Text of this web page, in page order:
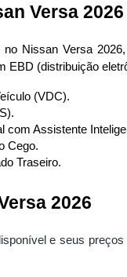
Versa 2026
Nissan Versa
EBD (distribuição
(VDC).
com Assistente
Cego.
Traseiro.
2026
e seus